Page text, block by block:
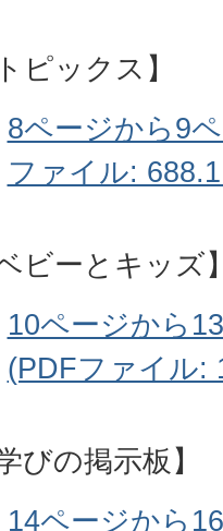
ピックス】
8ページから9
ファイル:
ベビーとキッズ
10ページから
(PDFファイル:
びの掲示板】
14ページから